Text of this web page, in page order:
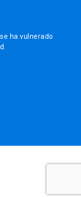
ha vulnerado